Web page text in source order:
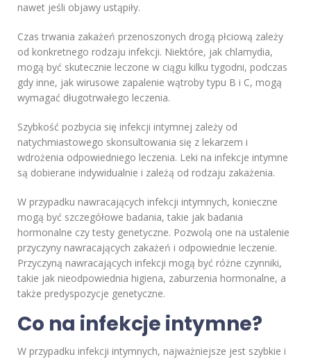
nawet jeśli objawy ustąpiły.
Czas trwania zakażeń przenoszonych drogą płciową zależy
od konkretnego rodzaju infekcji. Niektóre, jak chlamydia,
mogą być skutecznie leczone w ciągu kilku tygodni, podczas
gdy inne, jak wirusowe zapalenie wątroby typu B i C, mogą
wymagać długotrwałego leczenia.
Szybkość pozbycia się infekcji intymnej zależy od
natychmiastowego skonsultowania się z lekarzem i
wdrożenia odpowiedniego leczenia. Leki na infekcje intymne
są dobierane indywidualnie i zależą od rodzaju zakażenia.
W przypadku nawracających infekcji intymnych, konieczne
mogą być szczegółowe badania, takie jak badania
hormonalne czy testy genetyczne. Pozwolą one na ustalenie
przyczyny nawracających zakażeń i odpowiednie leczenie.
Przyczyną nawracających infekcji mogą być różne czynniki,
takie jak nieodpowiednia higiena, zaburzenia hormonalne, a
także predyspozycje genetyczne.
Co na infekcje intymne?
W przypadku infekcji intymnych, najważniejsze jest szybkie i